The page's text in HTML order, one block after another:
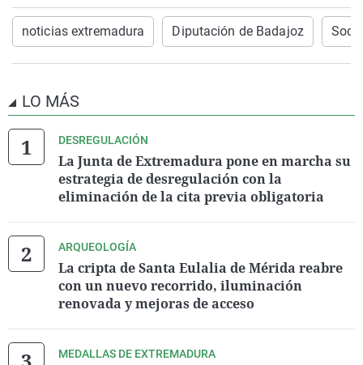
noticias extremadura Diputación de Badajoz
LO MÁS
DESREGULACIÓN
La Junta de Extremadura pone en marcha su
estrategia de desregulación con la
eliminación de la cita previa obligatoria
ARQUEOLOGÍA
La cripta de Santa Eulalia de Mérida reabre
con un nuevo recorrido, iluminación
renovada y mejoras de acceso
MEDALLAS DE EXTREMADURA